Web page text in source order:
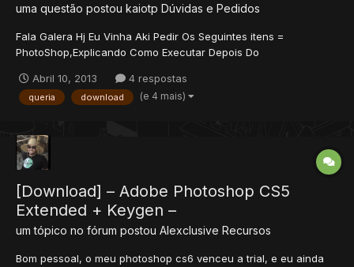
uma questão postou kaiotp Dúvidas e Pedidos
Fala Galera Hj Eu Vinha Aki Pedir Os Seguintes itens =
PhotoShop,Explicando Como Executar Depois Do
Abril 10, 2013
4 respostas
queria download (e 4 mais)
[Download] – Adobe Photoshop CS5
Extended + Keygen –
um tópico no fórum postou Alexclusive Recursos
Bom pessoal, o meu photoshop cs6 venceu a trial, e eu ainda